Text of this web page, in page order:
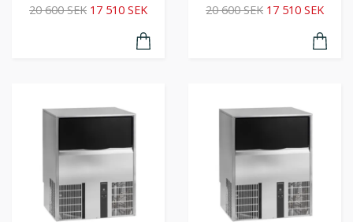
20 600 SEK 17 510 SEK 20 600 SEK 17 510 SEK